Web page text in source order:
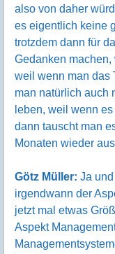
also von daher
es eigentlich keine
trotzdem dann für
Gedanken machen,
weil wenn man das
man natürlich auch
leben, weil wenn
dann tauscht man
Monaten wieder
Götz Müller: Ja
irgendwann der
jetzt mal etwas
Aspekt